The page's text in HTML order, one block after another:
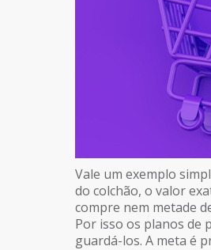
Vale um exemplo
do colchão, o valor
compre nem metade
Por isso os planos de
guardá-los. A meta é